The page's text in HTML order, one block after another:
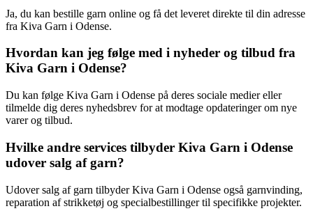
Ja, du kan bestille garn online og få det leveret direkte til din adresse
fra Kiva Garn i Odense.
Hvordan kan jeg følge med i nyheder og tilbud fra
Kiva Garn i Odense?
Du kan følge Kiva Garn i Odense på deres sociale medier eller
tilmelde dig deres nyhedsbrev for at modtage opdateringer om nye
varer og tilbud.
Hvilke andre services tilbyder Kiva Garn i Odense
udover salg af garn?
Udover salg af garn tilbyder Kiva Garn i Odense også garnvinding,
reparation af strikketøj og specialbestillinger til specifikke projekter.